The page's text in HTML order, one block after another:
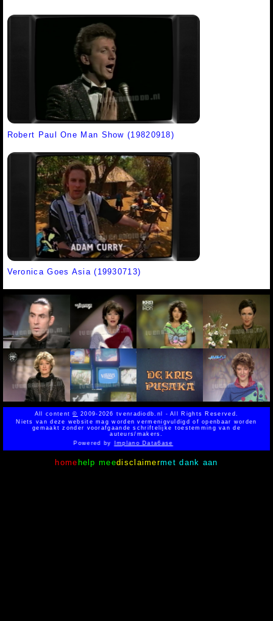
Robert Paul One Man Show (19820918)
Veronica Goes Asia (19930713)
All content© 2009-2026 tvenradiodb.nl - All Rights Reserved.
Niets van deze website mag worden vermenigvuldigd of openbaar worden
gemaakt zonder voorafgaande schriftelijke toestemming van de
auteurs/makers.
Powered byImplano Data6ase
home help meedisclaimermet dank aan